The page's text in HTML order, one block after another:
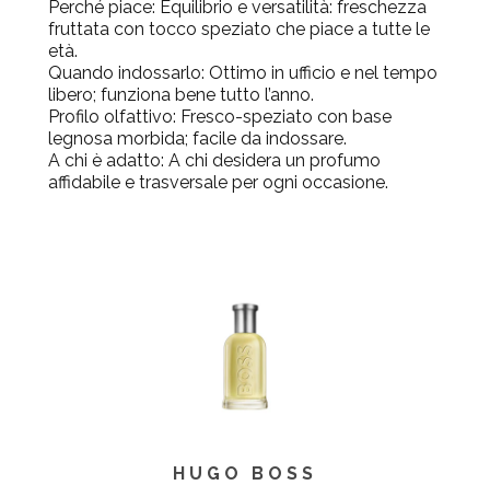
Perché piace: Equilibrio e versatilità: freschezza
fruttata con tocco speziato che piace a tutte le
età.
Quando indossarlo: Ottimo in ufficio e nel tempo
libero; funziona bene tutto l’anno.
Profilo olfattivo: Fresco-speziato con base
legnosa morbida; facile da indossare.
A chi è adatto: A chi desidera un profumo
affidabile e trasversale per ogni occasione.
HUGO BOSS